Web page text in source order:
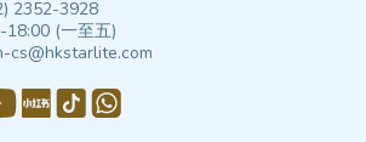
2352-3928
(一至五)
cs@hkstarlite.com